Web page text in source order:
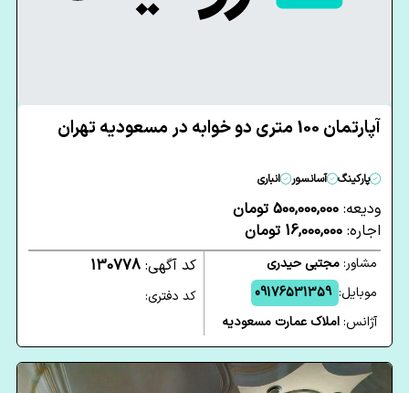
آپارتمان 100 متری دو خوابه در مسعودیه تهران
پارکینگ آسانسور انباری
ودیعه: 500,000,000 تومان
اجاره: 16,000,000 تومان
مشاور:مجتبی حیدری
موبایل: 09176531359
آژانس:املاک عمارت مسعودیه
کد آگهی: 130778
کد دفتری: